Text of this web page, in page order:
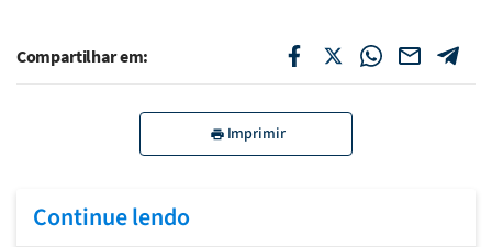
Compartilhar em:
Imprimir
Continue lendo